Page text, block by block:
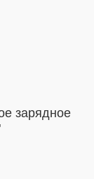
зарядное